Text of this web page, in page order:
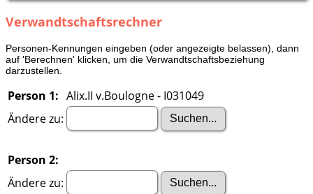
Verwandtschaftsrechner
Personen-Kennungen eingeben (oder angezeigte belassen), dann
auf 'Berechnen' klicken, um die Verwandtschaftsbeziehung
darzustellen.
Person 1: Alix.II v.Boulogne - I031049
Ändere zu:
Person 2:
Ändere zu: